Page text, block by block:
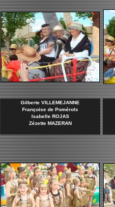
Gilberte VILLEMEJANNE
Françoise de Pomérols
Isabelle ROJAS
Zézette MAZERAN